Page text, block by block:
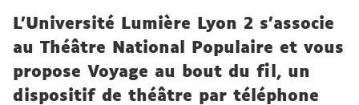
L’Université Lumière Lyon 2 s’associe
au Théâtre National Populaire et vous
propose Voyage au bout du fil, un
dispositif de théâtre par téléphone